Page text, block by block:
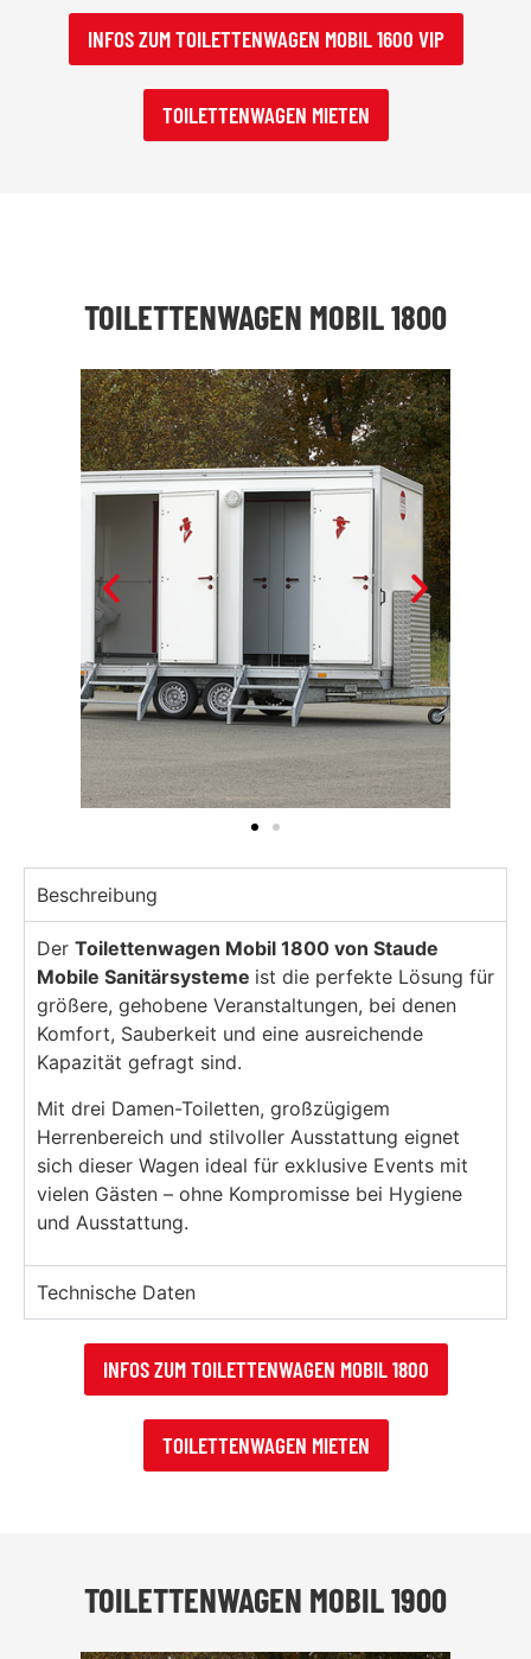
INFOS ZUM TOILETTENWAGEN MOBIL 1600 VIP
TOILETTENWAGEN MIETEN
TOILETTENWAGEN MOBIL 1800
Beschreibung
Der Toilettenwagen Mobil 1800 von Staude
Mobile Sanitärsysteme ist die perfekte Lösung für
größere, gehobene Veranstaltungen, bei denen
Komfort, Sauberkeit und eine ausreichende
Kapazität gefragt sind.
Mit drei Damen-Toiletten, großzügigem
Herrenbereich und stilvoller Ausstattung eignet
sich dieser Wagen ideal für exklusive Events mit
vielen Gästen – ohne Kompromisse bei Hygiene
und Ausstattung.
Technische Daten
INFOS ZUM TOILETTENWAGEN MOBIL 1800
TOILETTENWAGEN MIETEN
TOILETTENWAGEN MOBIL 1900